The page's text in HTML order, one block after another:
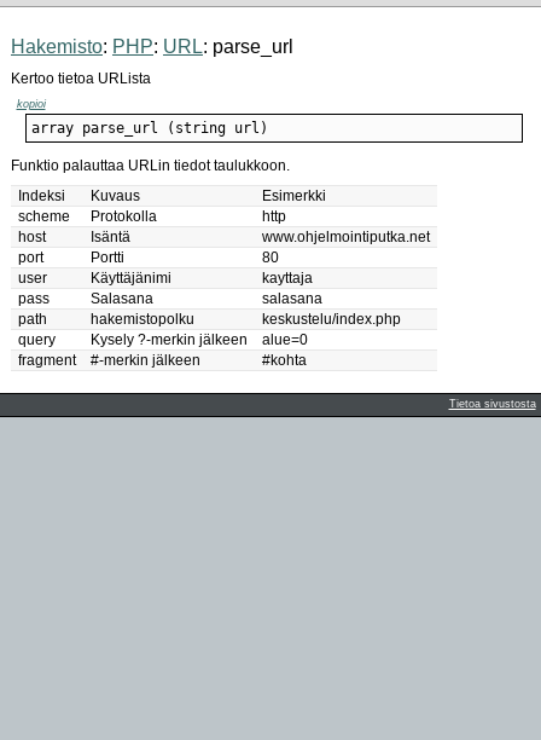
Hakemisto: PHP: URL: parse_url
Kertoo tietoa URLista
kopioi
array parse_url (string url)
Funktio palauttaa URLin tiedot taulukkoon.
Indeksi
Kuvaus
Esimerkki
scheme
Protokolla
http
host
Isäntä
www.ohjelmointiputka.net
port
Portti
80
user
Käyttäjänimi
kayttaja
pass
Salasana
salasana
path
hakemistopolku
keskustelu/index.php
query
Kysely ?-merkin jälkeen
alue=0
fragment
#-merkin jälkeen #kohta
Tietoa sivustosta